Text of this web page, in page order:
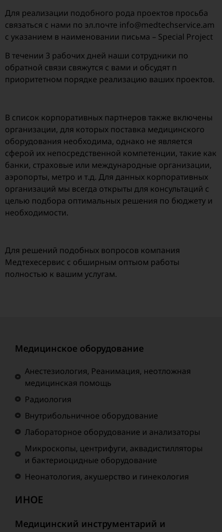
Для реализации подобного рода проектов просьба
связаться с нами по эл.почте info@medtechservice.am
с указанием в наименовании письма – Special Project
В течении 3 рабочих дней наши сотрудники по
обратной связи свяжутся с вами и обсудят п
приоритетном порядке реализацию ваших проектов.
В список корпоративных партнеров также включены
организации, для которых поставка медицинского
оборудования необходима, однако не является
сферой их непосредственной компетенции, такие как
банки, страховые или международные организации,
аэропорты, метро и т.д. Для данных корпоративных
организаций мы всегда открыты для консультаций с
целью подбора оптимальных решения по бюджету и
необходимости.
Для решений подобных вопросов компания
Медтехесервис с обширным оптыом работы
полностью к вашим услугам.
Медицинское оборудование
Анестезиология, Реанимация, неотложная
медицинская помощь
Радиология
Внутрибольничное оборудование
Лабораторное оборудование и анализаторы
Микроскопы, центрифуги, аквадистилляторы
и бактериоцидные оборудование
Неонатология, акушерство и гинекология
ИНОЕ
Медицинский инструментарий и